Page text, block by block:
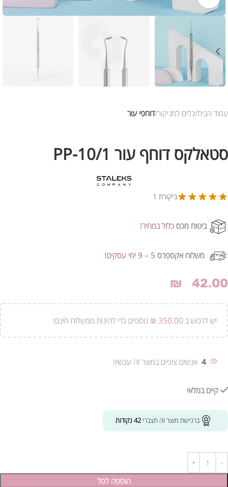
עמוד הבית כלים למניקור דוחפי עור
סטאלקס דוחף עור PP-10/1
ביקורת 1
ביטוח מכס כלול במחיר!
משלוח אקספרס 5 – 9 ימי עסקים!
₪ 42.00
יש לרכוש ב ₪ 350.00 נוספים כדי להינות ממשלוח חינם!
4 אנשים צופים במוצר זה עכשיו!
קיים במלאי
ברכישת מוצר זה תצברי 42 נקודות
הוספה לסל